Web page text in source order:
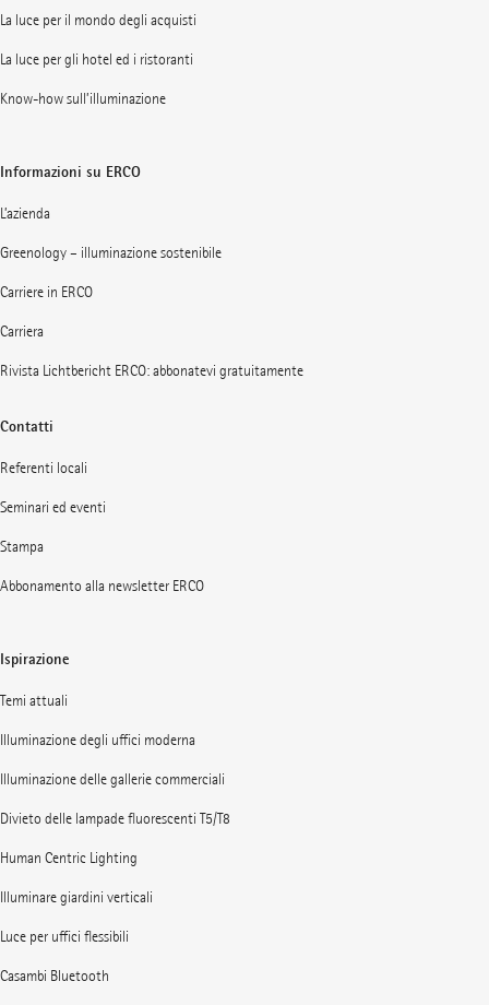
La luce per il mondo degli acquisti
La luce per gli hotel ed i ristoranti
Know-how sull’illuminazione
Informazioni su ERCO
L’azienda
Greenology – illuminazione sostenibile
Carriere in ERCO
Carriera
Rivista Lichtbericht ERCO: abbonatevi gratuitamente
Contatti
Referenti locali
Seminari ed eventi
Stampa
Abbonamento alla newsletter ERCO
Ispirazione
Temi attuali
Illuminazione degli uffici moderna
Illuminazione delle gallerie commerciali
Divieto delle lampade fluorescenti T5/T8
Human Centric Lighting
Illuminare giardini verticali
Luce per uffici flessibili
Casambi Bluetooth